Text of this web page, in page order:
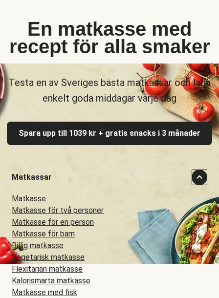
En matkasse med
recept för alla smaker
Testa en av Sveriges bästa matkassar och laga
enkelt goda middagar varje dag
Spara upp till 1039 kr + gratis snacks i 3 månader
Matkassar
Matkasse
Matkasse för två personer
Matkasse för en person
Matkasse för barn
Billig matkasse
Vegetarisk matkasse
Flexitarian matkasse
Kalorismarta matkasse
Matkasse med fisk